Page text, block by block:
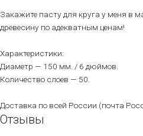
Закажите пасту для круга у меня в
древесину по адекватным ценам!
Характеристики:
Диаметр — 150 мм. / 6 дюймов.
Количество слоев — 50.
Доставка по всей России (почта
Отзывы